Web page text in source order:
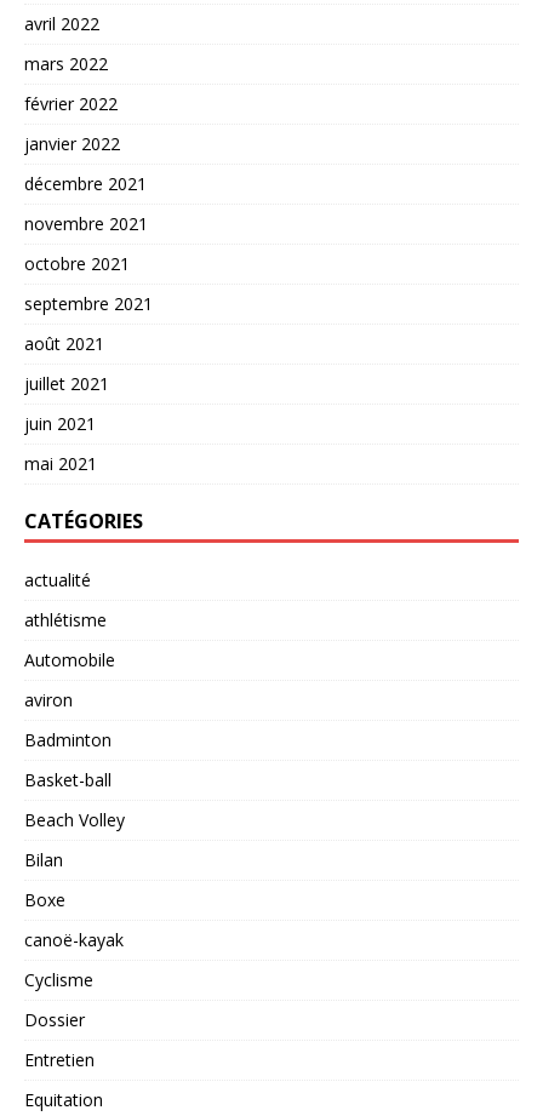
avril 2022
mars 2022
février 2022
janvier 2022
décembre 2021
novembre 2021
octobre 2021
septembre 2021
août 2021
juillet 2021
juin 2021
mai 2021
CATÉGORIES
actualité
athlétisme
Automobile
aviron
Badminton
Basket-ball
Beach Volley
Bilan
Boxe
canoë-kayak
Cyclisme
Dossier
Entretien
Equitation